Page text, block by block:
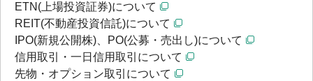
ETN(上場投資証券)について
REIT(不動産投資信託)について
IPO(新規公開株)、PO(公募・売出し)について
信用取引・一日信用取引について
先物・オプション取引について